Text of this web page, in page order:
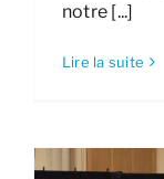
notre [...]
Lire la suite